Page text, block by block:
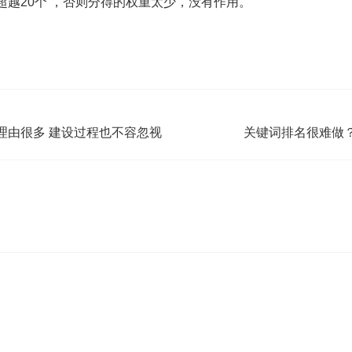
由很多 建设过程也不容忽视 关键词排名很难做